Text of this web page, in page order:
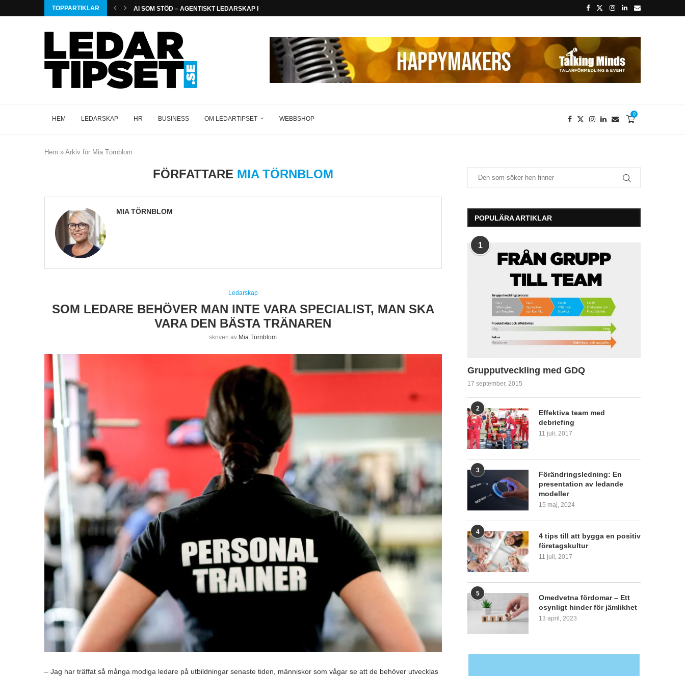
TOPPARTIKLAR AI SOM STÖD – AGENTISKT LEDARSKAP FÖR FRAMTIDEN
HEM LEDARSKAP HR BUSINESS OM LEDARTIPSET WEBBSHOP
0
Hem » Arkiv för Mia Törnblom
FÖRFATTARE MIA TÖRNBLOM
MIA TÖRNBLOM
Ledarskap
SOM LEDARE BEHÖVER MAN INTE VARA SPECIALIST, MAN SKA
VARA DEN BÄSTA TRÄNAREN
skriven av Mia Törnblom
– Jag har träffat så många modiga ledare på utbildningar senaste tiden, människor som vågar se att de behöver utvecklas
POPULÄRA ARTIKLAR
1
Grupputveckling med GDQ
17 september, 2015
2
Effektiva team med
debriefing
11 juli, 2017
3
Förändringsledning: En
presentation av ledande
modeller
15 maj, 2024
4
4 tips till att bygga en positiv
företagskultur
11 juli, 2017
5
Omedvetna fördomar – Ett
osynligt hinder för jämlikhet
13 april, 2023